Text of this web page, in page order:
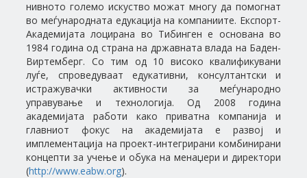
нивното големо искуство можaт многу да помогнат
во меѓународната едукација на компаниите. Експорт-
Академијата лоцирана во Тибинген е основана во
1984 година од страна на државната влада на Баден-
Виртемберг. Со тим од 10 високо квалификувани
луѓе, спроведуваат едукативни, консултантски и
истражувачки активности за меѓународно
управување и технологија. Од 2008 година
академијата работи како приватна компанија и
главниот фoкус на академијата е развој и
имплементација на проект-интегрирани комбинирани
концепти за учење и обука на менаџери и директори
(http://www.eabw.org).